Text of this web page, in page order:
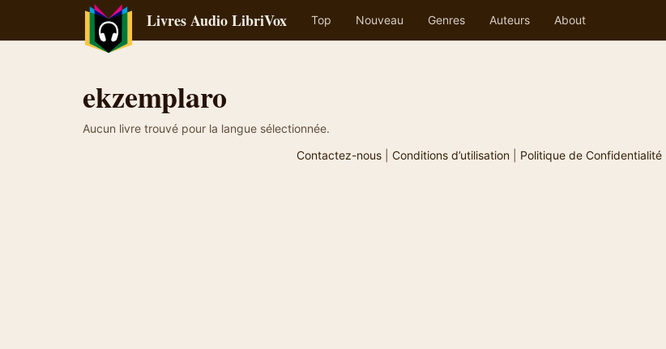
Livres Audio LibriVox Top Nouveau Genres Auteurs About
ekzemplaro
Aucun livre trouvé pour la langue sélectionnée.
Contactez-nous| Conditions d’utilisation| Politique de Confidentialité|